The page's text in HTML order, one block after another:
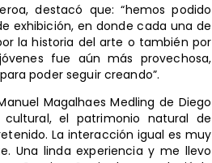
destacó que: “hemos podido
exhibición, en donde cada una de
la historia del arte o también por
fue aún más provechosa,
poder seguir creando”.
Magalhaes Medling de Diego
el patrimonio natural de
La interacción igual es muy
Una linda experiencia y me llevo